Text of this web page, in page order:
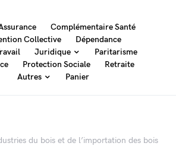
Complémentaire Santé
Collective
Dépendance
Juridique
Paritarisme
Protection Sociale
Retraite
Autres
Panier
du bois et de l’importation des bois